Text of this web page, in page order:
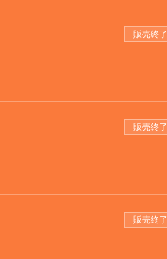
販売終了
販売終了
販売終了